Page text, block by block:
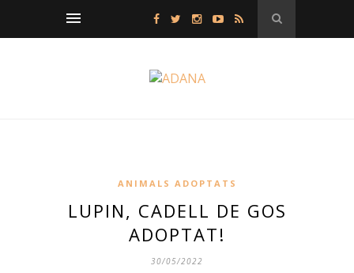
ANIMALS ADOPTATS
LUPIN, CADELL DE GOS
ADOPTAT!
30/05/2022